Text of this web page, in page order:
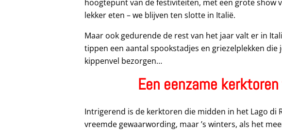
hoogtepunt van de festiviteiten, met een grote show
lekker eten – we blijven ten slotte in Italië.
Maar ook gedurende de rest van het jaar valt er in
tippen een aantal spookstadjes en griezelplekken die
kippenvel bezorgen…
Een eenzame
Intrigerend is de kerktoren die midden in het Lago di
vreemde gewaarwording, maar ’s winters, als het